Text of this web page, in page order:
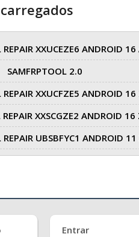
XXUCEZE6 ANDROID 16
SAMFRPTOOL 2.0
XXUCFZE5 ANDROID
XXSCGZE2 ANDROID 16
UBSBFYC1 ANDROID
Entrar